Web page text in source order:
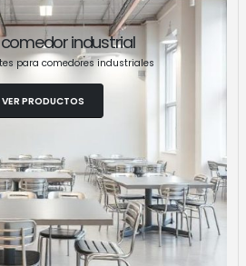
industrial
para comedores industriales
VER PRODUCTOS